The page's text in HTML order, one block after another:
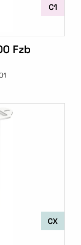
C1
Fzb
CX